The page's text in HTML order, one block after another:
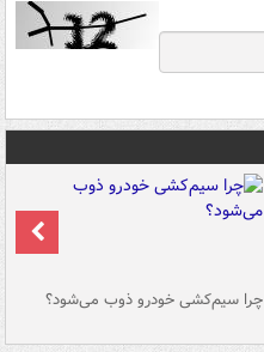
چرا سیم‌کشی خودرو ذوب می‌شود؟